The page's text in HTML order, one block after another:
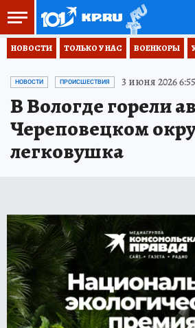
НОВОСТИ ТОЛЬКО У НАС ВОЕНКОРЫ
НОВОСТИ ПРОИСШЕСТВИЯ 3 июня 2026 6:55
В Вологде горели
Череповецком
легковушка